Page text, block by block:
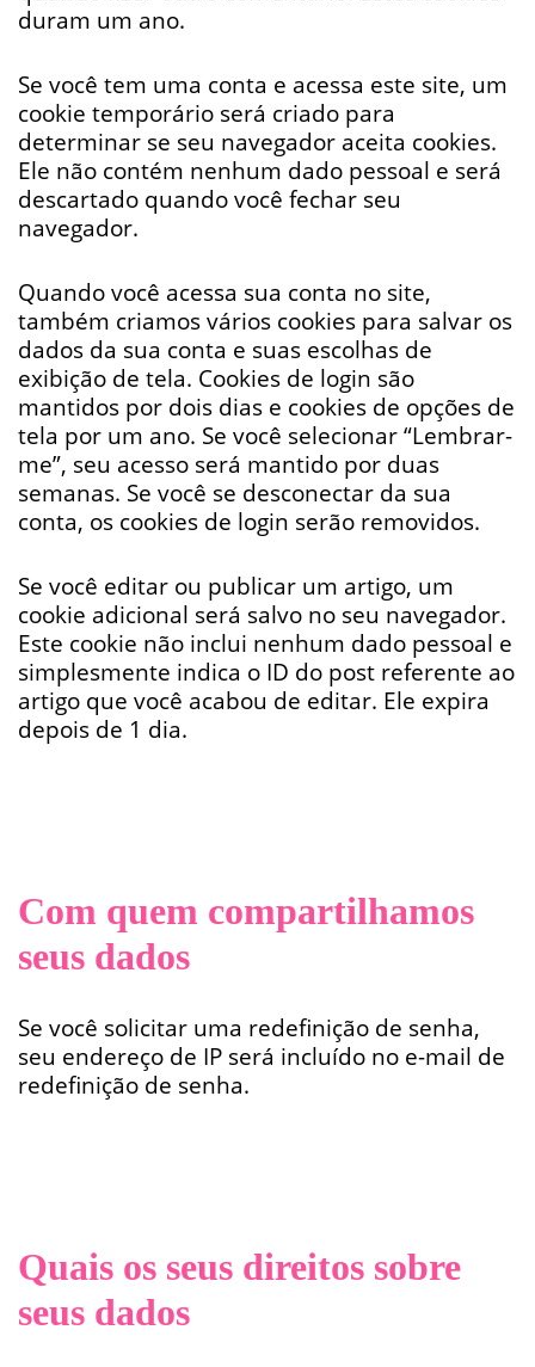
duram um ano.
Se você tem uma conta e acessa este site, um
cookie temporário será criado para
determinar se seu navegador aceita cookies.
Ele não contém nenhum dado pessoal e será
descartado quando você fechar seu
navegador.
Quando você acessa sua conta no site,
também criamos vários cookies para salvar os
dados da sua conta e suas escolhas de
exibição de tela. Cookies de login são
mantidos por dois dias e cookies de opções de
tela por um ano. Se você selecionar “Lembrar-
me”, seu acesso será mantido por duas
semanas. Se você se desconectar da sua
conta, os cookies de login serão removidos.
Se você editar ou publicar um artigo, um
cookie adicional será salvo no seu navegador.
Este cookie não inclui nenhum dado pessoal e
simplesmente indica o ID do post referente ao
artigo que você acabou de editar. Ele expira
depois de 1 dia.
Com quem compartilhamos
seus dados
Se você solicitar uma redefinição de senha,
seu endereço de IP será incluído no e-mail de
redefinição de senha.
Quais os seus direitos sobre
seus dados